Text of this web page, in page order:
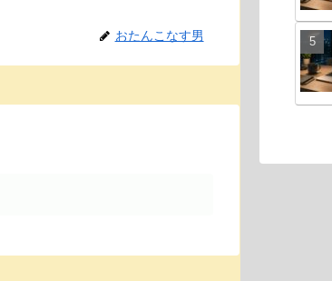
おたんこなす男